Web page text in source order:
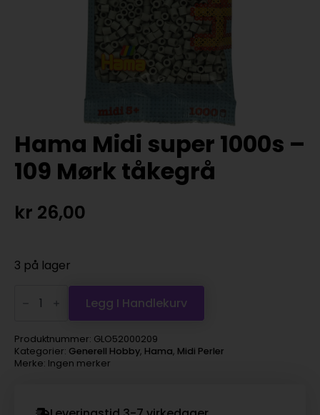
Hama Midi super 1000s –
109 Mørk tåkegrå
kr 26,00
3 på lager
super
–
109
Mørk
tåkegrå
Legg I Handlekurv
Produktnummer: GLO52000209
Kategorier: Generell Hobby, Hama, Midi Perler
Merke: Ingen merker